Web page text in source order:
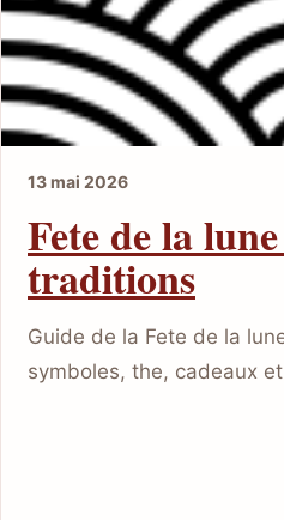
13 mai 2026
Fete de la
traditions
Guide de la Fete de la
symboles, the, cadeaux